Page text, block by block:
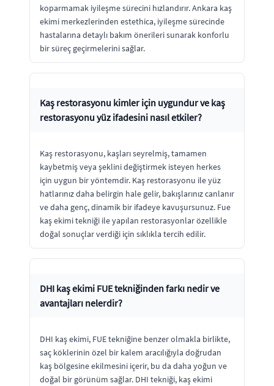
koparmamak iyileşme sürecini hızlandırır. Ankara kaş
ekimi merkezlerinden estethica, iyileşme sürecinde
hastalarına detaylı bakım önerileri sunarak konforlu
bir süreç geçirmelerini sağlar.
Kaş restorasyonu kimler için uygundur ve kaş
restorasyonu yüz ifadesini nasıl etkiler?
Kaş restorasyonu, kaşları seyrelmiş, tamamen
kaybetmiş veya şeklini değiştirmek isteyen herkes
için uygun bir yöntemdir. Kaş restorasyonu ile yüz
hatlarınız daha belirgin hale gelir, bakışlarınız canlanır
ve daha genç, dinamik bir ifadeye kavuşursunuz. Fue
kaş ekimi tekniği ile yapılan restorasyonlar özellikle
doğal sonuçlar verdiği için sıklıkla tercih edilir.
DHI kaş ekimi FUE tekniğinden farkı nedir ve
avantajları nelerdir?
DHI kaş ekimi, FUE tekniğine benzer olmakla birlikte,
saç köklerinin özel bir kalem aracılığıyla doğrudan
kaş bölgesine ekilmesini içerir, bu da daha yoğun ve
doğal bir görünüm sağlar. DHI tekniği, kaş ekimi